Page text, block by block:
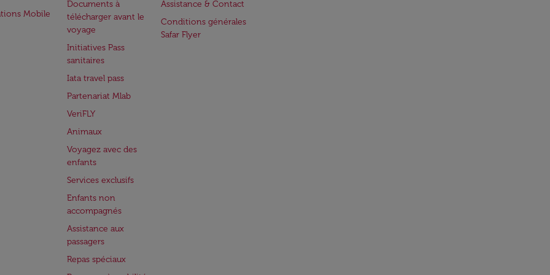
Mobile
Documents à
télécharger avant le
voyage
Initiatives Pass
sanitaires
Iata travel pass
Partenariat Mlab
VeriFLY
Animaux
Voyagez avec des
enfants
Services exclusifs
Enfants non
accompagnés
Assistance aux
passagers
Repas spéciaux
Assistance & Contact
Conditions générales
Safar Flyer